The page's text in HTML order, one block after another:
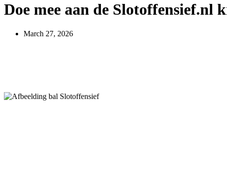
Doe mee aan de Slotoffensief.nl
March 27, 2026